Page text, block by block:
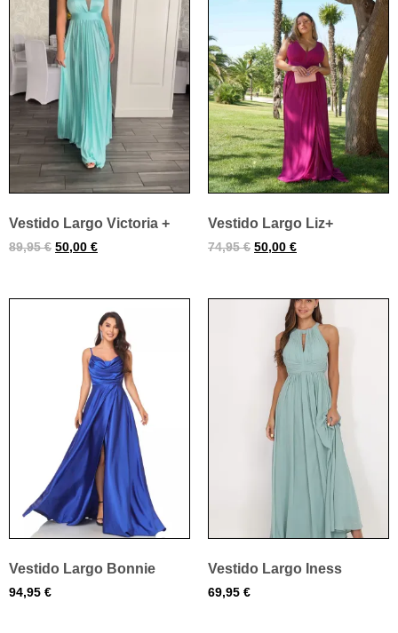
Vestido Largo Victoria +
89,95€ 50,00 €
Vestido Largo Liz+
74,95€ 50,00 €
Vestido Largo Bonnie
94,95 €
Vestido Largo Iness
69,95 €